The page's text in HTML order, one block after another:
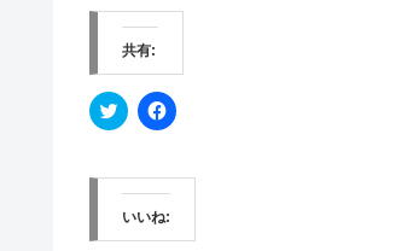
共有:
ク
リ
て
T
w
F
a
o
o
k
いいね: